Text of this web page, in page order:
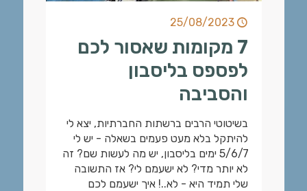
25/08/2023
7 מקומות שאסור לכם
לפספס בליסבון
והסביבה
בשיטוטי הרבים ברשתות החברתיות, יצא לי
להיתקל בלא מעט פעמים בשאלה - יש לי
5/6/7 ימים בליסבון, יש מה לעשות שם? זה
לא יותר מדי? לא ישעמם לי? אז התשובה
שלי תמיד היא - לא..! איך ישעמם לכם